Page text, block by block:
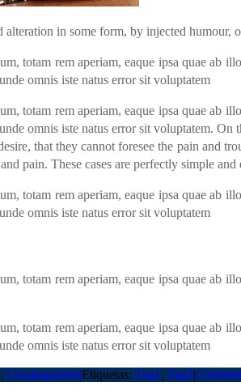
in some form, by injected humour,
totam rem aperiam, eaque ipsa quae ab
omnis iste natus error sit voluptatem
totam rem aperiam, eaque ipsa quae ab
omnis iste natus error sit voluptatem.
that they cannot foresee the pain and
pain. These cases are perfectly simple and
totam rem aperiam, eaque ipsa quae ab
omnis iste natus error sit voluptatem
totam rem aperiam, eaque ipsa quae ab
totam rem aperiam, eaque ipsa quae ab
omnis iste natus error sit voluptatem
, UncategorizedEtiquetas: Tag1 , Tag2|